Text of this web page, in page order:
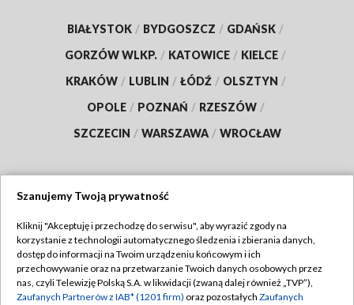
BIAŁYSTOK / BYDGOSZCZ / GDAŃSK /
GORZÓW WLKP. / KATOWICE / KIELCE /
KRAKÓW / LUBLIN / ŁÓDŹ / OLSZTYN /
OPOLE / POZNAŃ / RZESZÓW /
SZCZECIN / WARSZAWA / WROCŁAW
TVP
Abonament TVP
Emisja w TVP
Regulamin TVP
Polityka prywatności
Szanujemy Twoją prywatność
Kliknij "Akceptuję i przechodzę do serwisu", aby wyrazić zgody na
korzystanie z technologii automatycznego śledzenia i zbierania danych,
dostęp do informacji na Twoim urządzeniu końcowym i ich
przechowywanie oraz na przetwarzanie Twoich danych osobowych przez
nas, czyli Telewizję Polską S.A. w likwidacji (zwaną dalej również „TVP”),
Zaufanych Partnerów z IAB* (1201 firm) oraz pozostałych Zaufanych